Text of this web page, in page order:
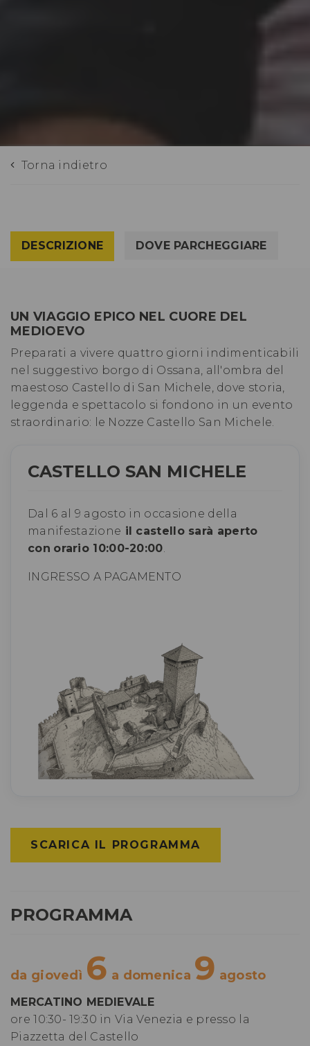
Torna indietro
DESCRIZIONE DOVE PARCHEGGIARE
UN VIAGGIO EPICO NEL CUORE DEL
MEDIOEVO
Preparati a vivere quattro giorni indimenticabili
nel suggestivo borgo di Ossana, all'ombra del
maestoso Castello di San Michele, dove storia,
leggenda e spettacolo si fondono in un evento
straordinario: le Nozze Castello San Michele.
CASTELLO SAN MICHELE
Dal 6 al 9 agosto in occasione della
manifestazione il castello sarà aperto
con orario 10:00-20:00.
INGRESSO A PAGAMENTO
SCARICA IL PROGRAMMA
PROGRAMMA
da giovedì 6 a domenica 9 agosto
MERCATINO MEDIEVALE
ore 10:30- 19:30 in Via Venezia e presso la
Piazzetta del Castello